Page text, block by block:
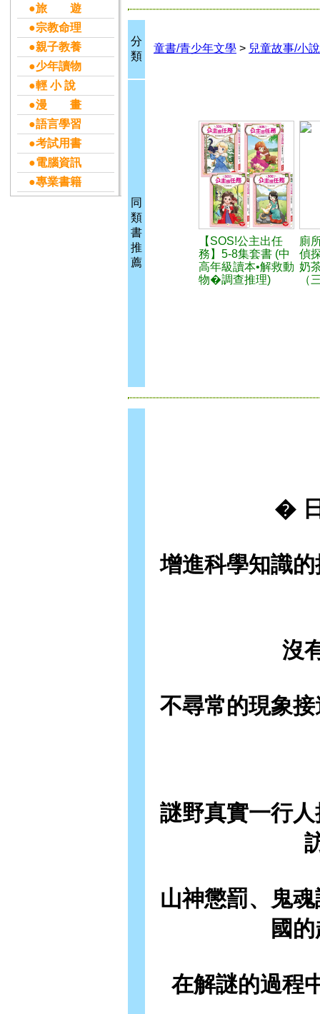
●旅 遊
●宗教命理
●親子教養
●少年讀物
●輕 小 說
●漫 畫
●語言學習
●考試用書
●電腦資訊
●專業書籍
分
類
童書/青少年文學 > 兒童故事/小說
同
類
書
推
薦
【SOS!公主出任
務】5-8集套書 (中
高年級讀本•解救動
物�調查推理)
廁
偵
奶
（
�
增進科學知識
沒
不尋常的現象
謎野真實一行
山神懲罰、鬼
國
在解謎的過程